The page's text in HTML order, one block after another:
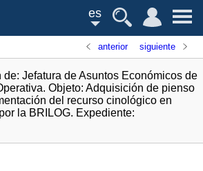
es
anterior siguiente
Jefatura de Asuntos Económicos de
Objeto: Adquisición de pienso
del recurso cinológico en
la BRILOG. Expediente: